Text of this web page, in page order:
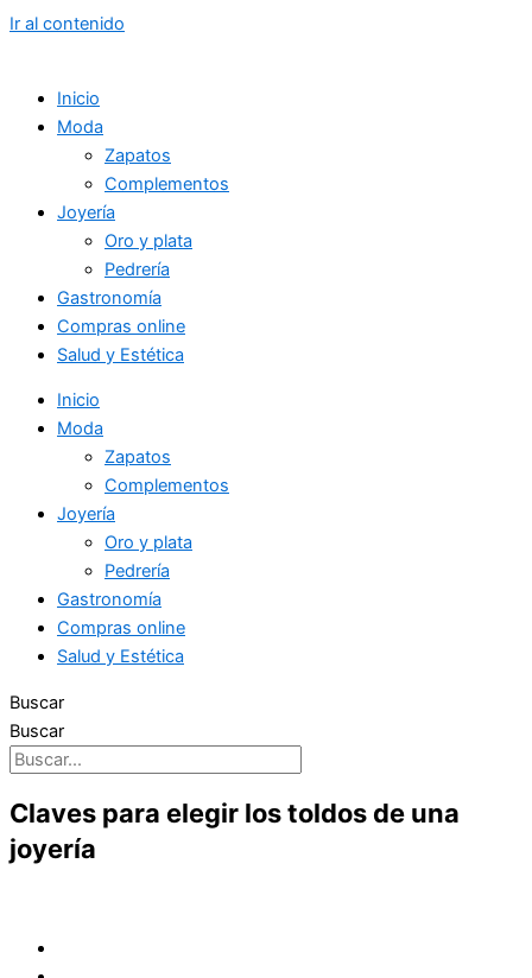
Ir al contenido
Inicio
Moda
Zapatos
Complementos
Joyería
Oro y plata
Pedrería
Gastronomía
Compras online
Salud y Estética
Inicio
Moda
Zapatos
Complementos
Joyería
Oro y plata
Pedrería
Gastronomía
Compras online
Salud y Estética
Buscar
Buscar
Claves para elegir los toldos de una
joyería